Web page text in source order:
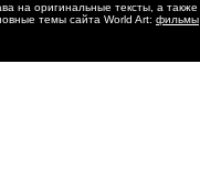
на оригинальные тексты, а также
темы сайта World Art: фильмы